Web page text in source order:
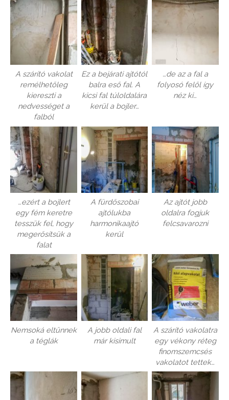
A szárító vakolat
remélhetőleg
kiereszti a
nedvességet a
falból
Ez a bejárati ajtótól
balra eső fal. A
kicsi fal túloldalára
kerül a bojler…
…de az a fal a
folyosó felől így
néz ki…
…ezért a bojlert
egy fém keretre
tesszük fel, hogy
megerősítsük a
falat
A fürdőszobai
ajtólukba
harmonikaajtó
kerül
Az ajtót jobb
oldalra fogjuk
felcsavarozni
Nemsoká eltűnnek
a téglák
A jobb oldali fal
már kisimult
A szárító vakolatra
egy vékony réteg
finomszemcsés
vakolatot tettek…